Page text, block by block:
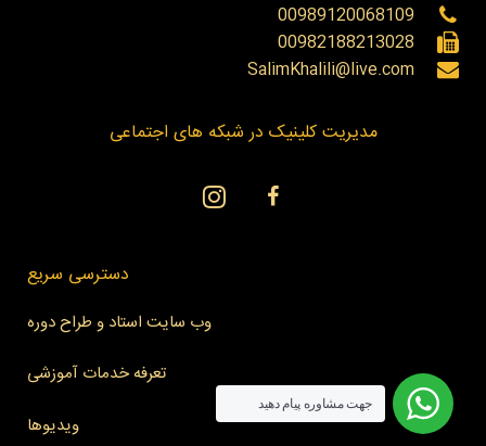
00989120068109
00982188213028
SalimKhalili@live.com
مدیریت کلینیک در شبکه های اجتماعی
دسترسی سریع
وب سایت استاد و طراح دوره
تعرفه خدمات آموزشی
ویدیوها
جهت مشاوره پیام دهید